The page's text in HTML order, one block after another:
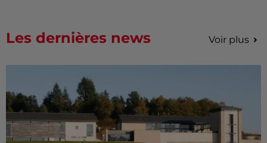
Les dernières news Voir plus